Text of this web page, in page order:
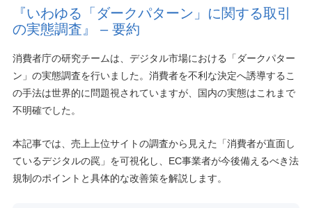
『いわゆる「ダークパターン」に関する取引
の実態調査』 – 要約
消費者庁の研究チームは、デジタル市場における「ダークパター
ン」の実態調査を行いました。消費者を不利な決定へ誘導するこ
の手法は世界的に問題視されていますが、国内の実態はこれまで
不明確でした。
本記事では、売上上位サイトの調査から見えた「消費者が直面し
ているデジタルの罠」を可視化し、EC事業者が今後備えるべき法
規制のポイントと具体的な改善策を解説します。